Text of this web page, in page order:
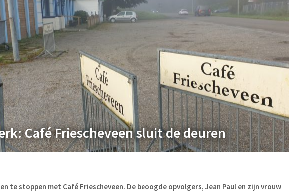
Café Friescheveen sluit de deuren
te stoppen met Café Friescheveen. De beoogde opvolgers, Jean Paul en zijn vrouw